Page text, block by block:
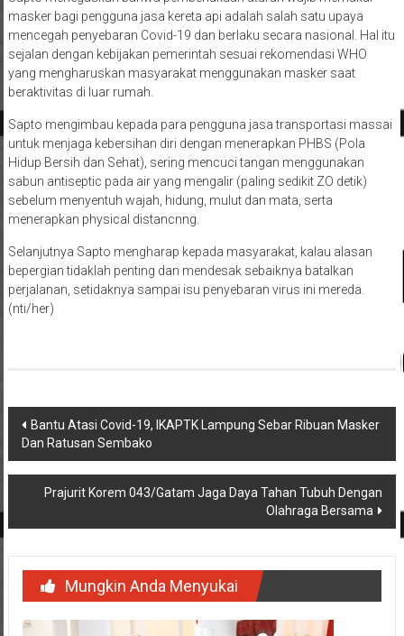
masker bagi pengguna jasa kereta api adalah salah satu upaya
mencegah penyebaran Covid-19 dan berlaku secara nasional. Hal itu
sejalan dengan kebijakan pemerintah sesuai rekomendasi WHO
yang mengharuskan masyarakat menggunakan masker saat
beraktivitas di luar rumah.
Sapto mengimbau kepada para pengguna jasa transportasi massai
untuk menjaga kebersihan diri dengan menerapkan PHBS (Pola
Hidup Bersih dan Sehat), sering mencuci tangan menggunakan
sabun antiseptic pada air yang mengalir (paling sedikit ZO detik)
sebelum menyentuh wajah, hidung, mulut dan mata, serta
menerapkan physical distancnng.
Selanjutnya Sapto mengharap kepada masyarakat, kalau alasan
bepergian tidaklah penting dan mendesak sebaiknya batalkan
perjalanan, setidaknya sampai isu penyebaran virus ini mereda.
(nti/her)
Navigasi
pos
Bantu Atasi Covid-19, IKAPTK Lampung Sebar Ribuan Masker
Dan Ratusan Sembako
Prajurit Korem 043/Gatam Jaga Daya Tahan Tubuh Dengan
Olahraga Bersama
Mungkin Anda Menyukai